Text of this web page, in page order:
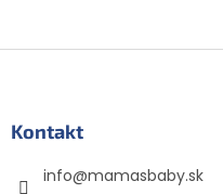
Kontakt
info@mamasbaby.sk